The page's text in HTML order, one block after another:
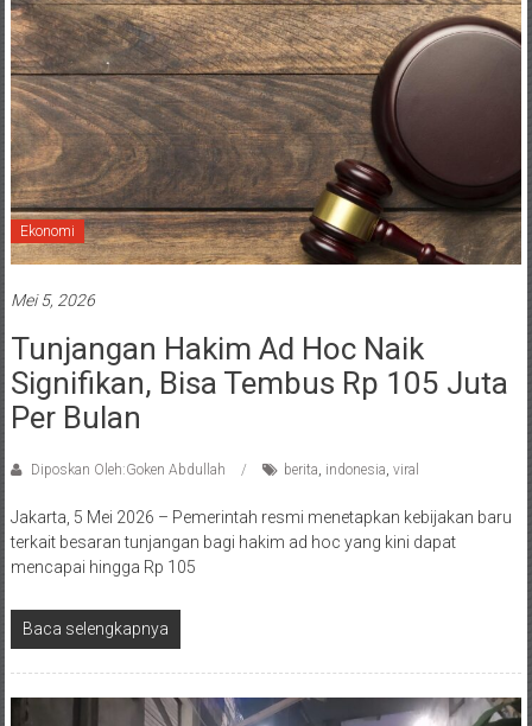
Ekonomi
Mei 5, 2026
Tunjangan Hakim Ad Hoc Naik
Signifikan, Bisa Tembus Rp 105 Juta
Per Bulan
Diposkan Oleh:Goken Abdullah berita, indonesia, viral
Jakarta, 5 Mei 2026 – Pemerintah resmi menetapkan kebijakan baru
terkait besaran tunjangan bagi hakim ad hoc yang kini dapat
mencapai hingga Rp 105
Baca selengkapnya